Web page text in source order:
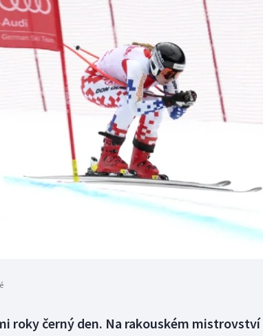
Curling
Dostihy
Florbal
Futsal
Gymnastika
Moderní pětiboj
Motorsport
Olympijské hry
Parasport
roky černý den. Na rakouském